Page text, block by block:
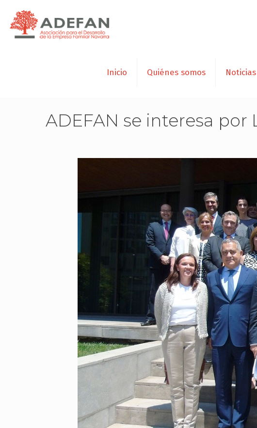
Inicio Quiénes somos Noticias
ADEFAN se interesa